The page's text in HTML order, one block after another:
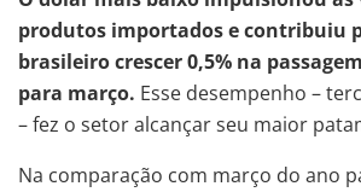
produtos importados e contribuiu
brasileiro crescer 0,5% na
para março. Esse desempenho –
– fez o setor alcançar seu maior
Na comparação com março do ano